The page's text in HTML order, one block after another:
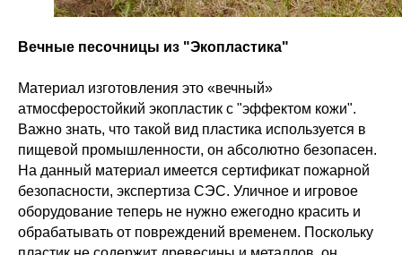
Вечные песочницы из "Экопластика"
Материал изготовления это «вечный»
атмосферостойкий экопластик с "эффектом кожи".
Важно знать, что такой вид пластика используется в
пищевой промышленности, он абсолютно безопасен.
На данный материал имеется сертификат пожарной
безопасности, экспертиза СЭС. Уличное и игровое
оборудование теперь не нужно ежегодно красить и
обрабатывать от повреждений временем. Поскольку